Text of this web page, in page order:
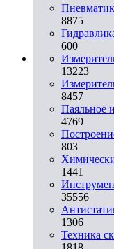
8875
600
13223
8457
Паяльное
4769
803
1441
35556
1306
Техника